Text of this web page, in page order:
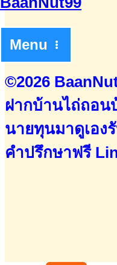
Menu
©2026
ฝากบ้านไถ่ถอ
นายทุนมาดูเอง
คำปรึกษาฟรี